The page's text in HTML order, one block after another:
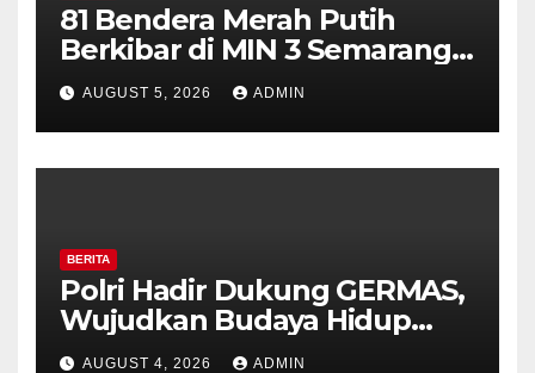
81 Bendera Merah Putih
Berkibar di MIN 3 Semarang,
Bhabinkamtibmas Desa
Timpik Hadiri Peringatan
HUT ke-81 Kemerdekaan RI
AUGUST 5, 2026 ADMIN
BERITA
Polri Hadir Dukung GERMAS,
Wujudkan Budaya Hidup
Sehat di Kecamatan Pabelan
AUGUST 4, 2026 ADMIN